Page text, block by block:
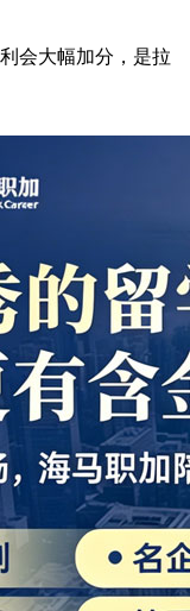
会大幅加分，是拉